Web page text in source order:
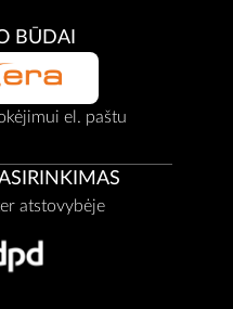
BŪDAI
el. paštu
atstovybėje